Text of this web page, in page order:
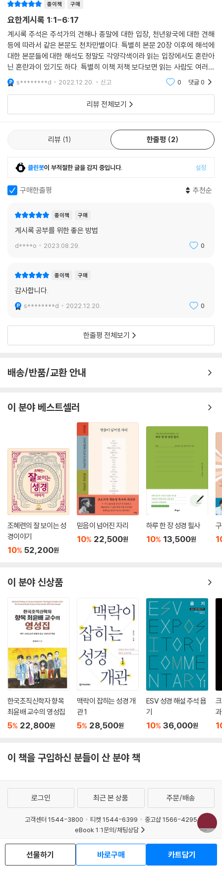
종이책 구매
요한계시록 1:1-6:17
계시록 주석은 주석가의 견해나 종말에 대한 입장, 천년왕국에 대한 견해
등에 따라서 같은 본문도 천차만별이다. 특별히 본문 20장 이후에 해석에
대한 본문들에 대한 해석도 정말도 각양각색이라 읽는 입장에서도 혼란아
닌 혼란과이 있기도 하다. 특별히 이책 저책 보다보면 읽는 사람도 여러가
지 견해를 혼합해서 어울리지 않는? 견해들을 종합적으로 내어놓는 그런
경우들도 왕왕 있
s********d 2022.12.20. 신고 0 댓글0
리뷰 전체보기
리뷰 1 한줄평 2
클린봇이 부적절한 글을 감지 중입니다. 설정
구매한줄평 추천순
종이책 구매
계시록 공부를 위한 좋은 방법
d****o 2023.08.29. 0
종이책 구매
감사합니다.
s********d 2022.12.20. 0
한줄평 전체보기
배송/반품/교환 안내
이 분야 베스트셀러
조혜련의 잘 보이는 성
경이야기
10% 52,200원
믿음이 넘어진 자리
10% 22,500원
하루 한 장 성경 필사
10% 13,500원
이 분야 신상품
한국조직신학자 향목
최윤배 교수의 영성집
5% 22,800원
맥락이 잡히는 성경 개
관 1
5% 28,500원
ESV 성경 해설 주석 욥
기
10% 36,000원
이 책을 구입하신 분들이 산 분야 책
선물하기 바로구매 카트담기
로그인 최근 본 상품 주문/배송
고객센터 1544-3800 티켓 1544-6399
중고샵 1566-4295
eBook 1:1문의/채팅상담
예스이십사(주) 사업자 정보
이용약관
개인정보처리방침
청소년보호정책